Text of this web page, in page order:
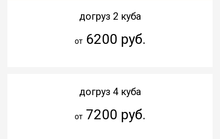
догруз 2 куба
от6200 руб.
догруз 4 куба
от7200 руб.